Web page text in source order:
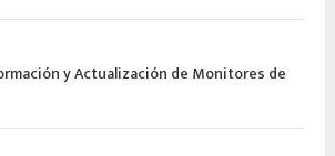
y Actualización de Monitores de